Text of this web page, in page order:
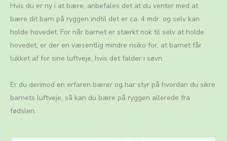
Hvis du er ny i at bære, anbefales det at du venter med at
bære dit barn på ryggen indtil det er ca. 4 mdr. og selv kan
holde hovedet. For når barnet er stærkt nok til selv at holde
hovedet, er der en væsentlig mindre risiko for, at barnet får
lukket af for sine luftveje, hvis det falder i søvn.
Er du derimod en erfaren bærer og har styr på hvordan du sikre
barnets luftveje, så kan du bære på ryggen allerede fra
fødslen.